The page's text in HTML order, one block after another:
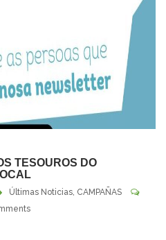
TESOUROS DO
Últimas Noticias, CAMPAÑAS